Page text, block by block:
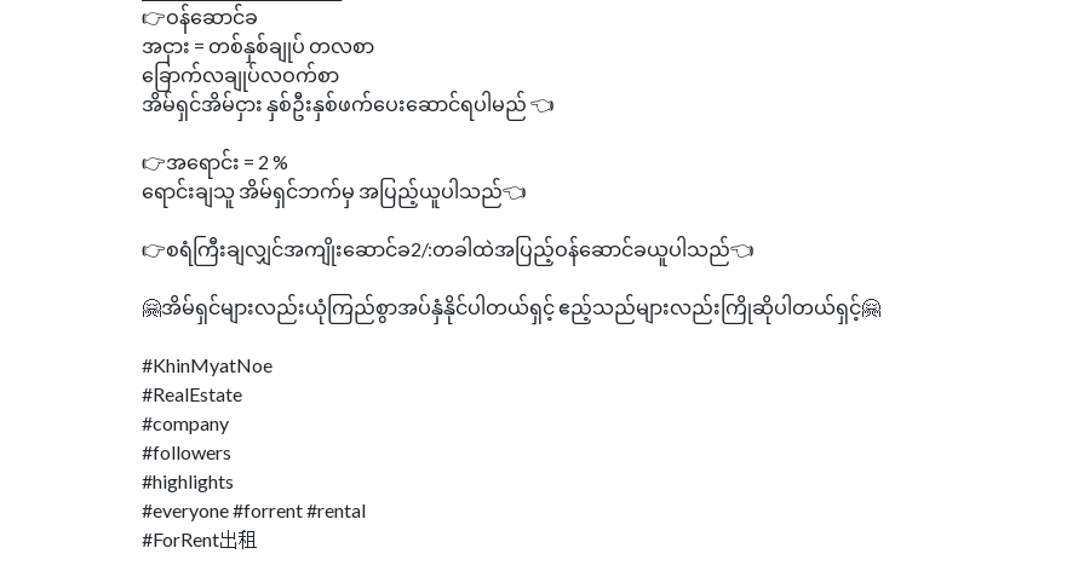
👉ဝန်ဆောင်ခ
အငှား = တစ်နှစ်ချုပ် တလစာ
ခြောက်လချုပ်လဝက်စာ
အိမ်ရှင်အိမ်ငှား နှစ်ဦးနှစ်ဖက်ပေးဆောင်ရပါမည် 👈
👉အရောင်း = 2 %
ရောင်းချသူ အိမ်ရှင်ဘက်မှ အပြည့်ယူပါသည်👈
👉စရံကြီးချလျှင်အကျိုးဆောင်ခ2/:တခါထဲအပြည့်ဝန်ဆောင်ခယူပါသည်👈
🤗အိမ်ရှင်များလည်းယုံကြည်စွာအပ်နှံနိုင်ပါတယ်ရှင့် ဧည့်သည်များလည်းကြိုဆိုပါတယ်ရှင့်🤗
#KhinMyatNoe
#RealEstate
#company
#followers
#highlights
#everyone #forrent #rental